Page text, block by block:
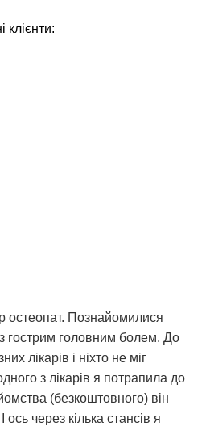
клієнти:
остеопат. Познайомилися
гострим головним болем. До
лікарів і ніхто не міг
з лікарів я потрапила до
(безкоштовного) він
через кілька стансів я